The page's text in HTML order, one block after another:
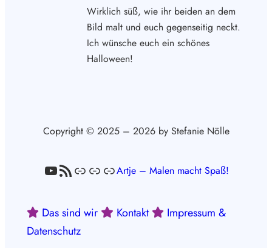
Wirklich süß, wie ihr beiden an dem
Bild malt und euch gegenseitig neckt.
Ich wünsche euch ein schönes
Halloween!
Copyright © 2025 – 2026 by Stefanie Nölle
YouTube
RSS-FeedLinkLinkLinkArtje – Malen macht Spaß!
Das sind wir Kontakt
Impressum &
Datenschutz